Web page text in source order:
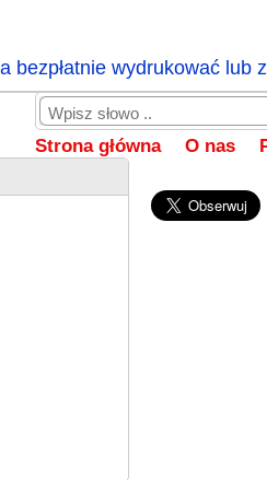
bezpłatnie wydrukować lub
Strona główna O nas